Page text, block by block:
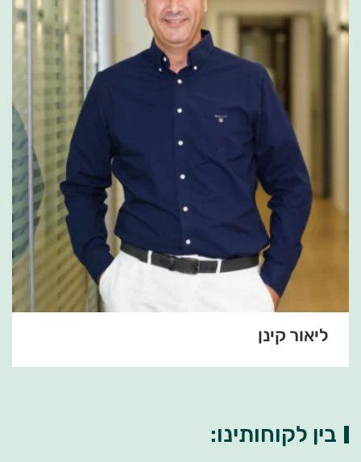
ליאור קינן
בין לקוחותינו: